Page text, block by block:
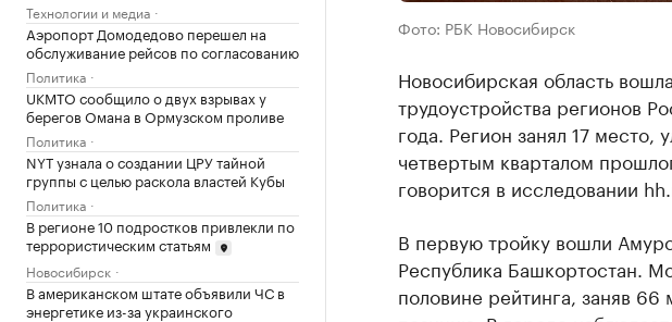
Технологии и медиа
Аэропорт Домодедово перешел на
обслуживание рейсов по согласованию
Политика
UKMTO сообщило о двух взрывах у
берегов Омана в Ормузском проливе
Политика
NYT узнала о создании ЦРУ тайной
группы с целью раскола властей Кубы
Политика
В регионе 10 подростков привлекли по
террористическим статьям
Новосибирск
В американском штате объявили ЧС в
энергетике из-за украинского
Фото: РБК Новосибирск
Новосибирская область
трудоустройства регионов
года. Регион занял 17 место,
четвертым кварталом
говорится в исследовании
В первую тройку вошли
Республика Башкортостан.
половине рейтинга, заняв 66